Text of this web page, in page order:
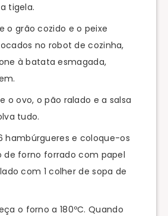
tigela.
o grão cozido e o peixe
no robot de cozinha,
à batata esmagada,
o ovo, o pão ralado e a salsa
tudo.
hambúrgueres e coloque-os
de forno forrado com papel
com 1 colher de sopa de
o forno a 180ºC. Quando